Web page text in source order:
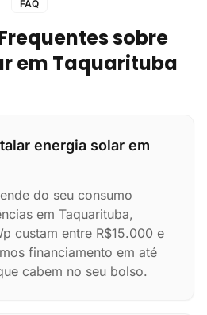
FAQ
sobre
em Taquarituba
energia solar em
do seu consumo
em Taquarituba,
custam entre R$15.000 e
financiamento em até
cabem no seu bolso.